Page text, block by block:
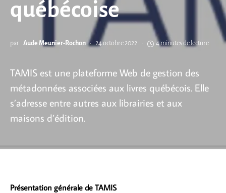
québécoise
par Aude Meunier-Rochon 24 octobre 2022 4 minutes de lecture
TAMIS est une plateforme Web de gestion des
métadonnées associées aux livres québécois. Elle
s’adresse entre autres aux librairies et aux
maisons d’édition.
Présentation générale de TAMIS